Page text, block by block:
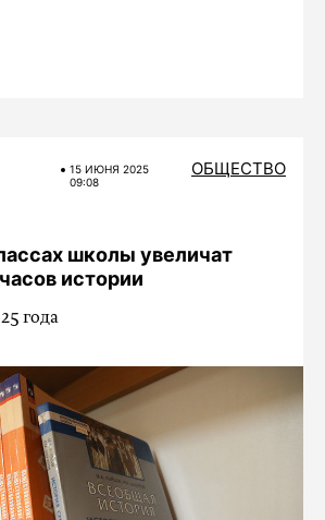
15 ИЮНЯ 2025
09:08
ОБЩЕСТВО
школы увеличат
истории
года